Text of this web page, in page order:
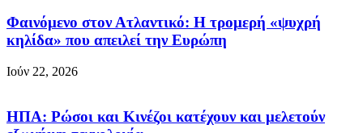
Φαινόμενο στον Ατλαντικό: Η τρομερή «ψυχρή
κηλίδα» που απειλεί την Ευρώπη
Ιούν 22, 2026
ΗΠΑ: Ρώσοι και Κινέζοι κατέχουν και μελετούν